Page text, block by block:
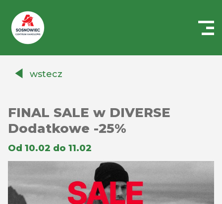
Auchanwstecz
FINAL SALE w DIVERSE
Dodatkowe -25%
Od 10.02 do 11.02